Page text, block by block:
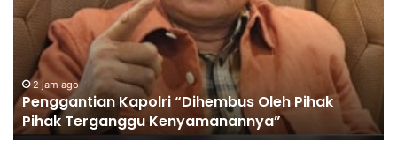
Kolaborasi
Hadapi
Kekeringan
dan
Karhutla
4 jam ago
Polres Jombang Perkuat Kolaborasi
Kekeringan dan Karhutla